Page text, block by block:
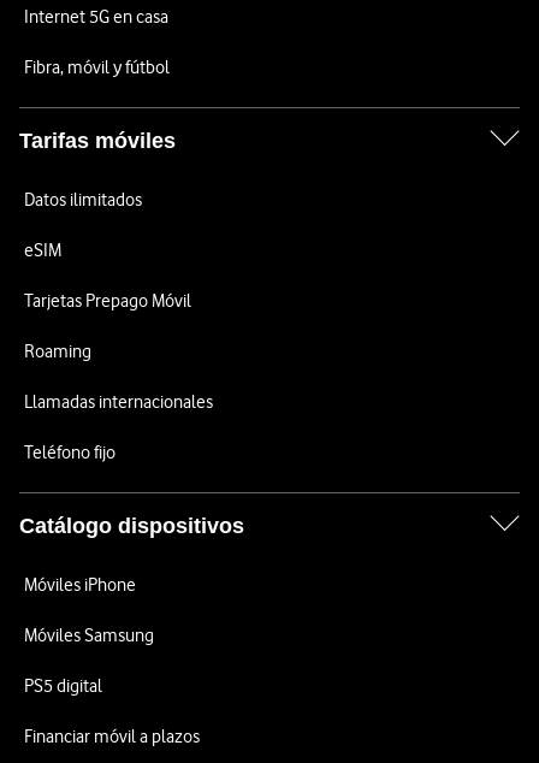
Internet 5G en casa
Fibra, móvil y fútbol
Tarifas móviles
Datos ilimitados
eSIM
Tarjetas Prepago Móvil
Roaming
Llamadas internacionales
Teléfono fijo
Catálogo dispositivos
Móviles iPhone
Móviles Samsung
PS5 digital
Financiar móvil a plazos